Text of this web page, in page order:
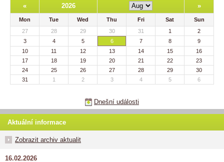
« 2026 »
Mon Tue Wed Thu Fri Sat
Sun
27
28 29 30 31 1
2
3
4 5 6 7 8
9
10
11 12 13 14 15
16
17
18 19 20 21 22
23
24
25 26 27 28 29
30
31
1 2 3 4 5 6
Dnešní události
Aktuální informace
Zobrazit archiv aktualit
16.02.2026